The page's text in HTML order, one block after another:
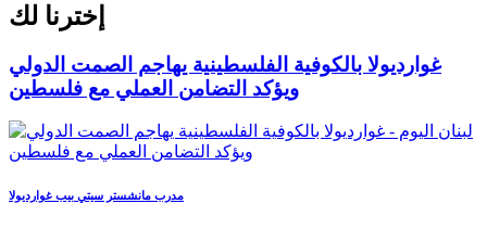
إخترنا لك
غوارديولا بالكوفية الفلسطينية يهاجم الصمت الدولي
ويؤكد التضامن العملي مع فلسطين
مدرب مانشستر سيتي بيب غوارديولا